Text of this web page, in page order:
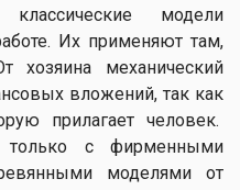
модели
Их применяют там,
хозяина механический
вложений, так как
прилагает человек.
только с фирменными
моделями от